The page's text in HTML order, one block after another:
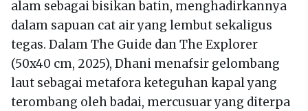
alam sebagai bisikan batin, menghadirkannya
dalam sapuan cat air yang lembut sekaligus
tegas. Dalam The Guide dan The Explorer
(50x40 cm, 2025), Dhani menafsir gelombang
laut sebagai metafora keteguhan kapal yang
terombang oleh badai, mercusuar yang diterpa